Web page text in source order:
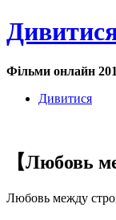
Фільми онлайн
Дивитися
【Любовь
Любовь между